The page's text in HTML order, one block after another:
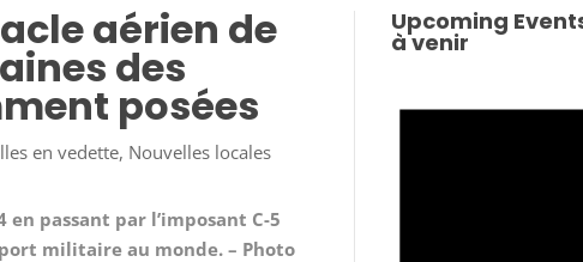
aérien de
des
posées
en vedette, Nouvelles locales
passant par l’imposant C-5
militaire au monde. – Photo
Upcoming
à venir